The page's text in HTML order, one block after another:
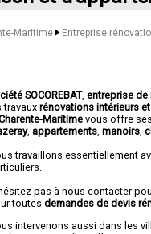
Maritime Entreprise
SOCOREBAT,entreprise
travauxrénovations intérieurs
Maritimevous offre ses
, appartements ,manoirs ,
travaillons essentiellement
pas à nous contacter
toutesdemandes de devis
intervenons aussi dans les